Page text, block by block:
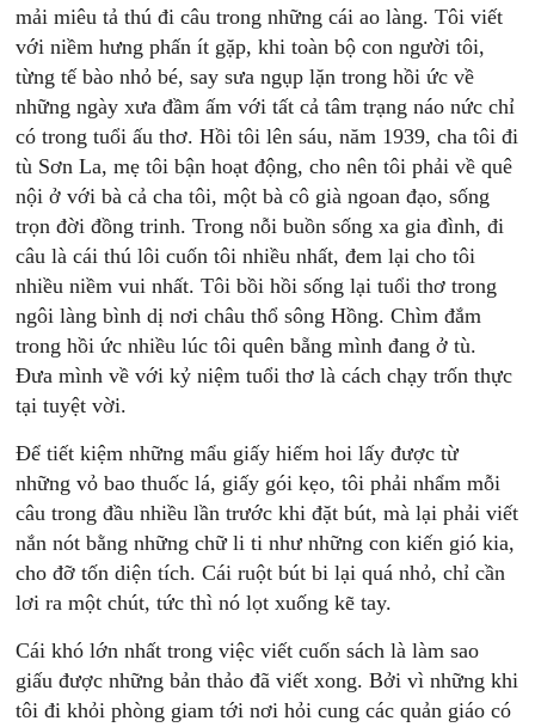
mải miêu tả thú đi câu trong những cái ao làng. Tôi viết
với niềm hưng phấn ít gặp, khi toàn bộ con người tôi,
từng tế bào nhỏ bé, say sưa ngụp lặn trong hồi ức về
những ngày xưa đầm ấm với tất cả tâm trạng náo nức chỉ
có trong tuổi ấu thơ. Hồi tôi lên sáu, năm 1939, cha tôi đi
tù Sơn La, mẹ tôi bận hoạt động, cho nên tôi phải về quê
nội ở với bà cả cha tôi, một bà cô già ngoan đạo, sống
trọn đời đồng trinh. Trong nỗi buồn sống xa gia đình, đi
câu là cái thú lôi cuốn tôi nhiều nhất, đem lại cho tôi
nhiều niềm vui nhất. Tôi bồi hồi sống lại tuổi thơ trong
ngôi làng bình dị nơi châu thổ sông Hồng. Chìm đắm
trong hồi ức nhiều lúc tôi quên bẵng mình đang ở tù.
Ðưa mình về với kỷ niệm tuổi thơ là cách chạy trốn thực
tại tuyệt vời.
Ðể tiết kiệm những mẩu giấy hiếm hoi lấy được từ
những vỏ bao thuốc lá, giấy gói kẹo, tôi phải nhẩm mỗi
câu trong đầu nhiều lần trước khi đặt bút, mà lại phải viết
nắn nót bằng những chữ li ti như những con kiến gió kia,
cho đỡ tốn diện tích. Cái ruột bút bi lại quá nhỏ, chỉ cần
lơi ra một chút, tức thì nó lọt xuống kẽ tay.
Cái khó lớn nhất trong việc viết cuốn sách là làm sao
giấu được những bản thảo đã viết xong. Bởi vì những khi
tôi đi khỏi phòng giam tới nơi hỏi cung các quản giáo có